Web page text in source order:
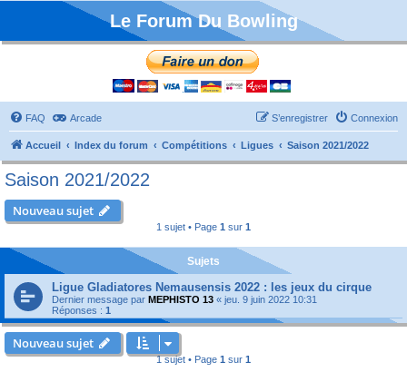
Le Forum Du Bowling
FAQ Arcade Connexion
S’enregistrer
Accueil Index du forum Compétitions Ligues Saison 2021/2022
Saison 2021/2022
Nouveau sujet
1 sujet • Page 1 sur 1
Sujets
Ligue Gladiatores Nemausensis 2022 : les jeux du cirque
Dernier message par MEPHISTO 13 « jeu. 9 juin 2022 10:31
Réponses : 1
Nouveau sujet
1 sujet • Page 1 sur 1